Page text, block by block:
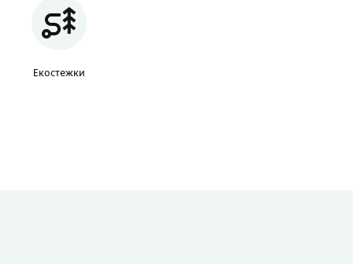
Екостежки